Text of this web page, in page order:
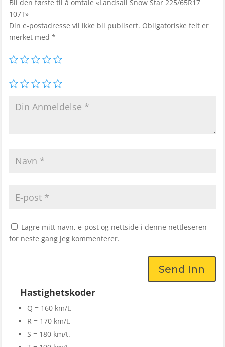
Bli den første til å omtale «Landsail Snow Star 225/65R17
107T»
Din e-postadresse vil ikke bli publisert. Obligatoriske felt er
merket med *
Lagre mitt navn, e-post og nettside i denne nettleseren
for neste gang jeg kommenterer.
Send Inn
Hastighetskoder
Q = 160 km/t.
R = 170 km/t.
S = 180 km/t.